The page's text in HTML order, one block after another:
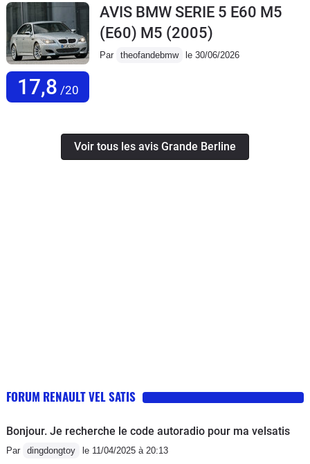
17,8 /20
AVIS BMW SERIE 5 E60 M5
(E60) M5 (2005)
Par theofandebmw le 30/06/2026
Voir tous les avis Grande Berline
FORUM RENAULT VEL SATIS
Bonjour. Je recherche le code autoradio pour ma velsatis
Par dingdongtoy le 11/04/2025 à 20:13